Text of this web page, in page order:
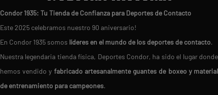
Condor 1935: Tu Tienda de Confianza para Deportes de Contacto
Este 2025 celebramos nuestro 90 aniversario!
En Condor 1935 somos líderes en el mundo de los deportes de contacto.
Nuestra legendaria tienda física, Deportes Condor, ha sido el lugar donde
hemos vendido y fabricado artesanalmente guantes de boxeo y material
de entrenamiento para campeones.